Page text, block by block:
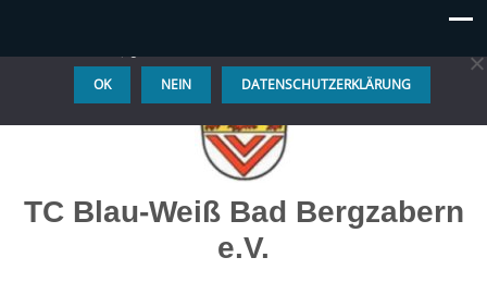
TC Blau-Weiß Bad Bergzabern
e.V.
OK NEIN DATENSCHUTZERKLÄRUNG